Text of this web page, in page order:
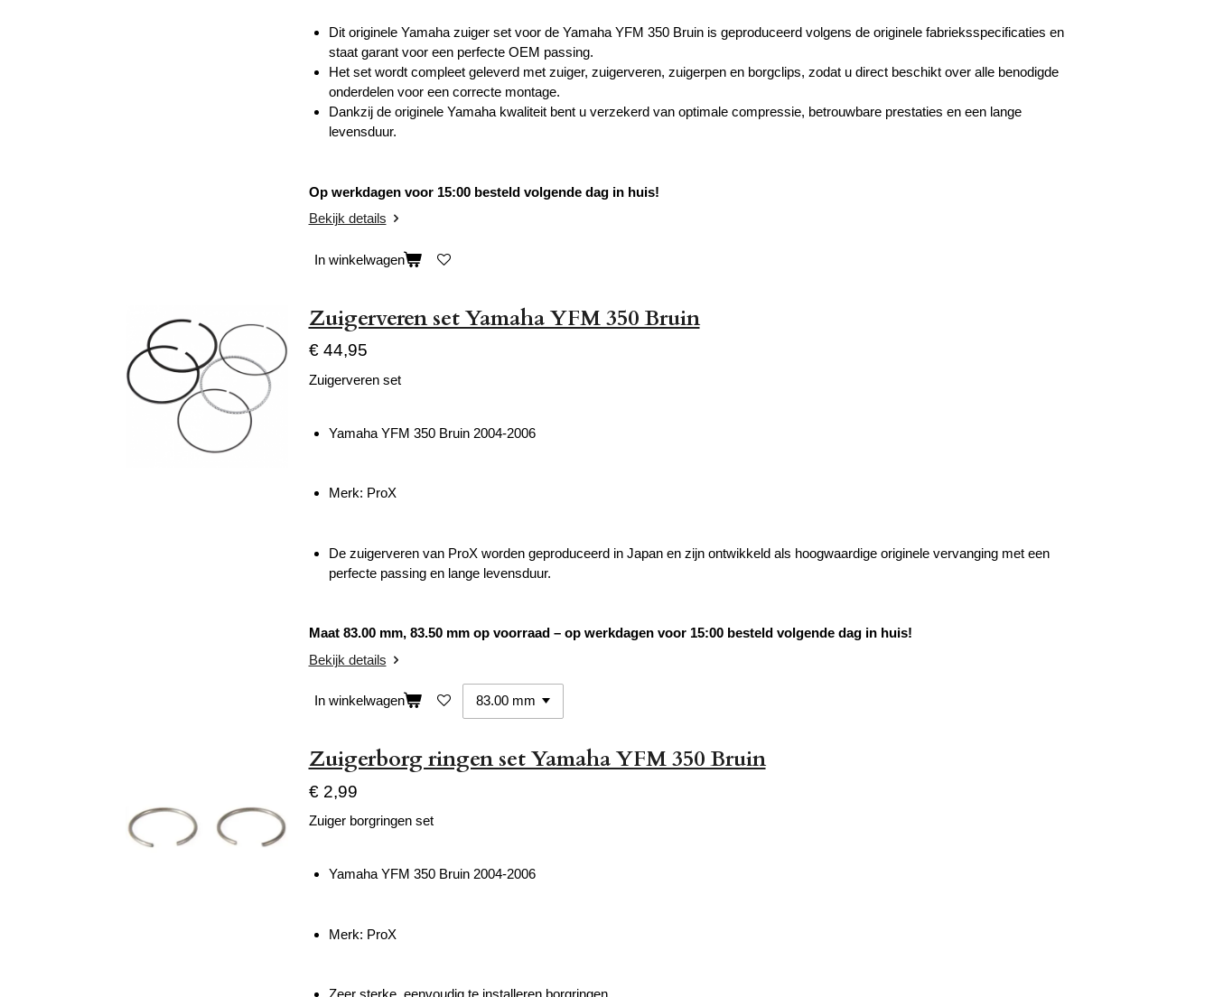
Dit originele Yamaha zuiger set voor de Yamaha YFM 350 Bruin is geproduceerd volgens de originele fabrieksspecificaties en
staat garant voor een perfecte OEM passing.
Het set wordt compleet geleverd met zuiger, zuigerveren, zuigerpen en borgclips, zodat u direct beschikt over alle benodigde
onderdelen voor een correcte montage.
Dankzij de originele Yamaha kwaliteit bent u verzekerd van optimale compressie, betrouwbare prestaties en een lange
levensduur.
Op werkdagen voor 15:00 besteld volgende dag in huis!
Bekijk details
In winkelwagen
Zuigerveren set Yamaha YFM 350 Bruin
€ 44,95
Zuigerveren set
Yamaha YFM 350 Bruin 2004-2006
Merk: ProX
De zuigerveren van ProX worden geproduceerd in Japan en zijn ontwikkeld als hoogwaardige originele vervanging met een
perfecte passing en lange levensduur.
Maat 83.00 mm, 83.50 mm op voorraad – op werkdagen voor 15:00 besteld volgende dag in huis!
Bekijk details
In winkelwagen
Zuigerborg ringen set Yamaha YFM 350 Bruin
€ 2,99
Zuiger borgringen set
Yamaha YFM 350 Bruin 2004-2006
Merk: ProX
Zeer sterke, eenvoudig te installeren borgringen.